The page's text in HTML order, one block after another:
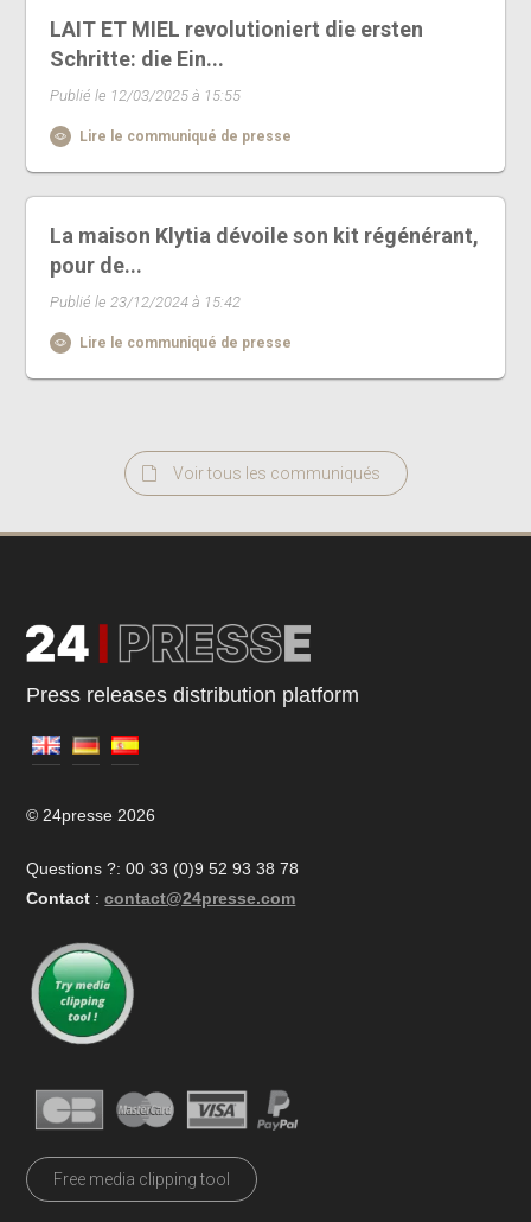
LAIT ET MIEL revolutioniert die ersten
Schritte: die Ein...
Publié le 12/03/2025 à 15:55
Lire le communiqué de presse
La maison Klytia dévoile son kit régénérant,
pour de...
Publié le 23/12/2024 à 15:42
Lire le communiqué de presse
Voir tous les communiqués
Press releases distribution platform
© 24presse 2026
Questions ?: 00 33 (0)9 52 93 38 78
Contact : contact@24presse.com
Free media clipping tool